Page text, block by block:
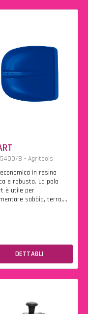
B - Agritools
in resina
e robusta. La pala
è utile per
sabbia, terra,...
DETTAGLI